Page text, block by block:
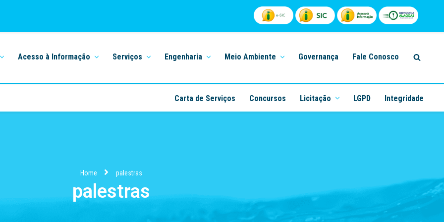
Acesso à Informação Serviços Engenharia Meio Ambiente Governança Fale Conosco
Carta de Serviços Concursos Licitação LGPD Integridade
Home palestras
palestras